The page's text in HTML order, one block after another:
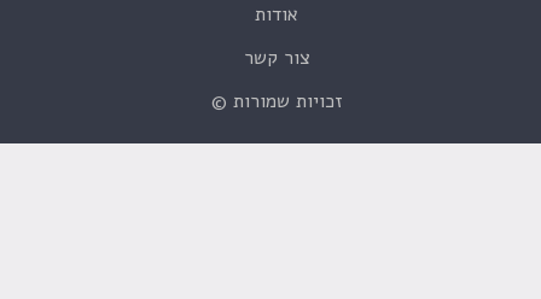
אודות
צור קשר
זכויות שמורות ©